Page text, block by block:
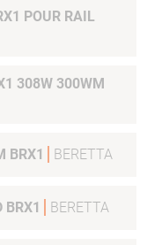
POUR RAIL
308W 300WM
BRX1 BERETTA
BRX1 BERETTA